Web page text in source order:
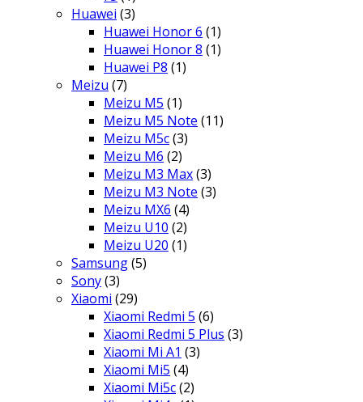
Huawei (3)
Huawei Honor 6 (1)
Huawei Honor 8 (1)
Huawei P8 (1)
Meizu (7)
Meizu M5 (1)
Meizu M5 Note (11)
Meizu M5c(3)
Meizu M6 (2)
Meizu M3 Max(3)
Meizu M3 Note (3)
Meizu MX6 (4)
Meizu U10 (2)
Meizu U20 (1)
Samsung(5)
Sony(3)
Xiaomi (29)
Xiaomi Redmi 5 (6)
Xiaomi Redmi 5 Plus (3)
Xiaomi Mi A1 (3)
Xiaomi Mi5 (4)
Xiaomi Mi5c(2)